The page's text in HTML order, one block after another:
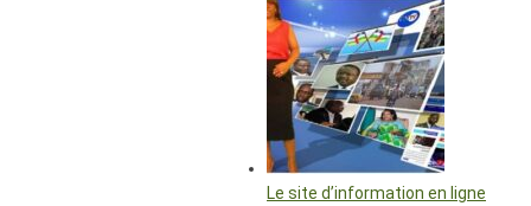
Le site d’information en ligne